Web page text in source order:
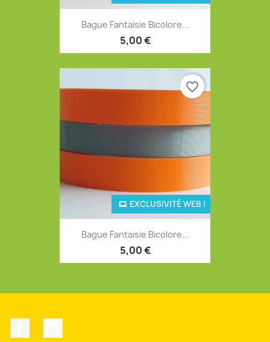
Bague Fantaisie Bicolore...
5,00 €
Bague Fantaisie Bicolore...
5,00 €
EXCLUSIVITÉ WEB !
favorite_border